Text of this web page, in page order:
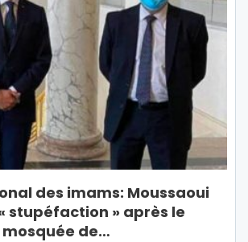
des imams: Moussaoui
stupéfaction » après le
de…